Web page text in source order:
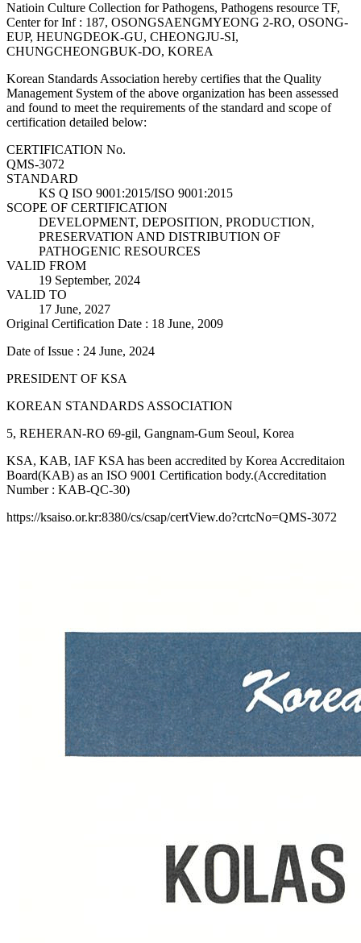
Natioin Culture Collection for Pathogens, Pathogens resource TF,
Center for Inf : 187, OSONGSAENGMYEONG 2-RO, OSONG-
EUP, HEUNGDEOK-GU, CHEONGJU-SI,
CHUNGCHEONGBUK-DO, KOREA
Korean Standards Association hereby certifies that the Quality
Management System of the above organization has been assessed
and found to meet the requirements of the standard and scope of
certification detailed below:
CERTIFICATION No.
QMS-3072
STANDARD
KS Q ISO 9001:2015/ISO 9001:2015
SCOPE OF CERTIFICATION
DEVELOPMENT, DEPOSITION, PRODUCTION,
PRESERVATION AND DISTRIBUTION OF
PATHOGENIC RESOURCES
VALID FROM
19 September, 2024
VALID TO
17 June, 2027
Original Certification Date : 18 June, 2009
Date of Issue : 24 June, 2024
PRESIDENT OF KSA
KOREAN STANDARDS ASSOCIATION
5, REHERAN-RO 69-gil, Gangnam-Gum Seoul, Korea
KSA, KAB, IAF KSA has been accredited by Korea Accreditaion
Board(KAB) as an ISO 9001 Certification body.(Accreditation
Number : KAB-QC-30)
https://ksaiso.or.kr:8380/cs/csap/certView.do?crtcNo=QMS-3072